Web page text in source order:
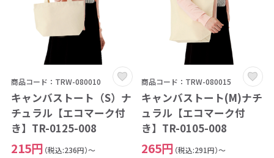
商品コード：TRW-080010
キャンバストート（S）ナ
チュラル【エコマーク付
き】TR-0125-008
215円 （税込:236円）～
商品コード：TRW-080015
キャンバストート(M)ナチ
ュラル【エコマーク付
き】TR-0105-008
265円 （税込:291円）～